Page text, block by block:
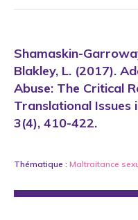
Shamaskin-
Blakley, L. (2017).
Abuse: The Critical
Translational Issues
3(4), 410-422.
Thématique : Maltraitance